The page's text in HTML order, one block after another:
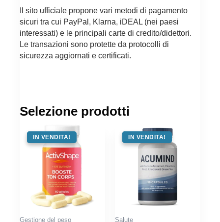
Il sito ufficiale propone vari metodi di pagamento
sicuri tra cui PayPal, Klarna, iDEAL (nei paesi
interessati) e le principali carte di credito/didettori.
Le transazioni sono protette da protocolli di
sicurezza aggiornati e certificati.
Selezione prodotti
OFFERTA !
IN VENDITA!
Gestione del peso
OFFERTA !
IN VENDITA!
Salute